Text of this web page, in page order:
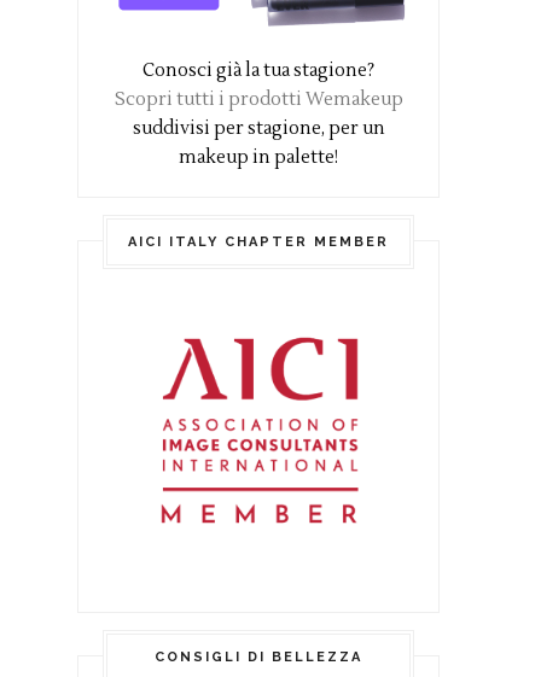
Conosci già la tua stagione?
Scopri tutti i prodotti Wemakeup
suddivisi per stagione, per un
makeup in palette!
AICI ITALY CHAPTER MEMBER
CONSIGLI DI BELLEZZA